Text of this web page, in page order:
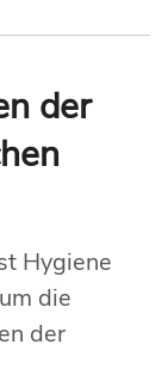
der
Hygiene
die
der